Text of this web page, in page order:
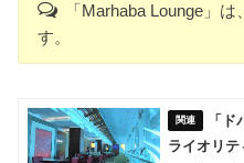
「Marhaba Lounge」は、
す。
「
ライオリテ